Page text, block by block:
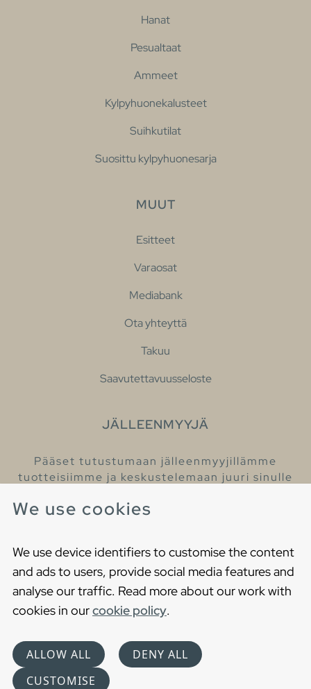
We use cookies
We use device identifiers to customise the content
and ads to users, provide social media features and
analyse our traffic. Read more about our work with
cookies in ourcookie policy.
ALLOW ALL
DENY ALL
CUSTOMISE
Hanat
Pesualtaat
Ammeet
Kylpyhuonekalusteet
Suihkutilat
Suosittu kylpyhuonesarja
MUUT
Esitteet
Varaosat
Mediabank
Ota yhteyttä
Takuu
Saavutettavuusseloste
JÄLLEENMYYJÄ
Pääset tutustumaan jälleenmyyjillämme
tuotteisiimme ja keskustelemaan juuri sinulle
Cookies
Privacy statement
Choose language